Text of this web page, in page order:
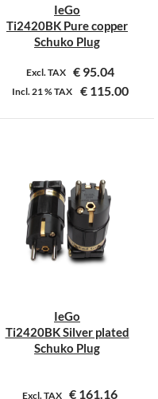
IeGo
Ti2420BK Pure copper
Schuko Plug
Excl. TAX €95.04
Incl.21 %TAX €115.00
IeGo
Ti2420BK Silver plated
Schuko Plug
Excl. TAX € 161.16